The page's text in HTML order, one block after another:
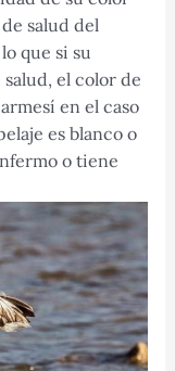
salud del
que si su
el color de
en el caso
es blanco o
o tiene